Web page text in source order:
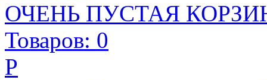
ОЧЕНЬ ПУСТАЯ
Товаров: 0
Р